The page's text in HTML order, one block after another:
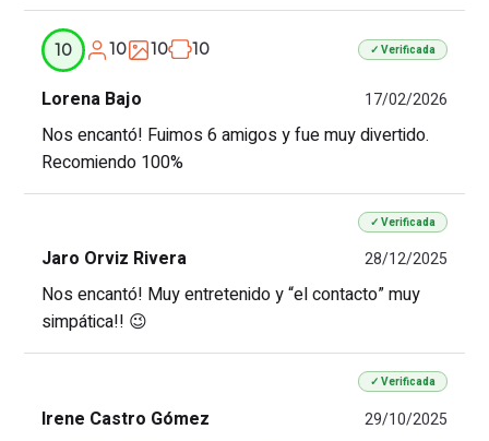
10 10 10 10 ✓ Verificada
Lorena Bajo 17/02/2026
Nos encantó! Fuimos 6 amigos y fue muy divertido.
Recomiendo 100%
✓ Verificada
Jaro Orviz Rivera 28/12/2025
Nos encantó! Muy entretenido y “el contacto” muy
simpática!! 😉
✓ Verificada
Irene Castro Gómez 29/10/2025